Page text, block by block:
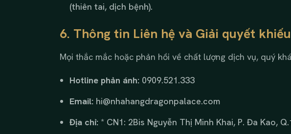
(thiên tai, dịch bệnh).
6. Thông tin Liên hệ và Giải quyết
Mọi thắc mắc hoặc phản hồi về chất lượng dịch vụ, quý
Hotline phản ánh: 0909.521.333
Email: hi@nhahangdragonpalace.com
Địa chỉ: * CN1: 2Bis Nguyễn Thị Minh Khai, P. Đa Kao,